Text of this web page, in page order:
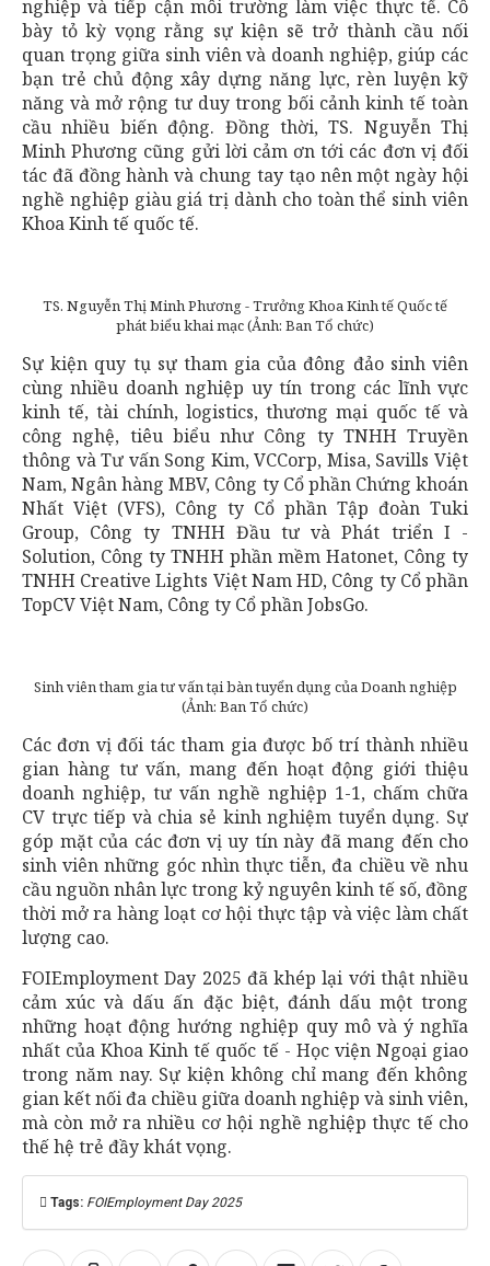
nghiệp và tiếp cận môi trường làm việc thực tế. Cô
bày tỏ kỳ vọng rằng sự kiện sẽ trở thành cầu nối
quan trọng giữa sinh viên và doanh nghiệp, giúp các
bạn trẻ chủ động xây dựng năng lực, rèn luyện kỹ
năng và mở rộng tư duy trong bối cảnh kinh tế toàn
cầu nhiều biến động. Đồng thời, TS. Nguyễn Thị
Minh Phương cũng gửi lời cảm ơn tới các đơn vị đối
tác đã đồng hành và chung tay tạo nên một ngày hội
nghề nghiệp giàu giá trị dành cho toàn thể sinh viên
Khoa Kinh tế quốc tế.
TS. Nguyễn Thị Minh Phương - Trưởng Khoa Kinh tế Quốc tế
phát biểu khai mạc (Ảnh: Ban Tổ chức)
Sự kiện quy tụ sự tham gia của đông đảo sinh viên
cùng nhiều doanh nghiệp uy tín trong các lĩnh vực
kinh tế, tài chính, logistics, thương mại quốc tế và
công nghệ, tiêu biểu như Công ty TNHH Truyền
thông và Tư vấn Song Kim, VCCorp, Misa, Savills Việt
Nam, Ngân hàng MBV, Công ty Cổ phần Chứng khoán
Nhất Việt (VFS), Công ty Cổ phần Tập đoàn Tuki
Group, Công ty TNHH Đầu tư và Phát triển I -
Solution, Công ty TNHH phần mềm Hatonet, Công ty
TNHH Creative Lights Việt Nam HD, Công ty Cổ phần
TopCV Việt Nam, Công ty Cổ phần JobsGo.
Sinh viên tham gia tư vấn tại bàn tuyển dụng của Doanh nghiệp
(Ảnh: Ban Tổ chức)
Các đơn vị đối tác tham gia được bố trí thành nhiều
gian hàng tư vấn, mang đến hoạt động giới thiệu
doanh nghiệp, tư vấn nghề nghiệp 1-1, chấm chữa
CV trực tiếp và chia sẻ kinh nghiệm tuyển dụng. Sự
góp mặt của các đơn vị uy tín này đã mang đến cho
sinh viên những góc nhìn thực tiễn, đa chiều về nhu
cầu nguồn nhân lực trong kỷ nguyên kinh tế số, đồng
thời mở ra hàng loạt cơ hội thực tập và việc làm chất
lượng cao.
FOIEmployment Day 2025 đã khép lại với thật nhiều
cảm xúc và dấu ấn đặc biệt, đánh dấu một trong
những hoạt động hướng nghiệp quy mô và ý nghĩa
nhất của Khoa Kinh tế quốc tế - Học viện Ngoại giao
trong năm nay. Sự kiện không chỉ mang đến không
gian kết nối đa chiều giữa doanh nghiệp và sinh viên,
mà còn mở ra nhiều cơ hội nghề nghiệp thực tế cho
thế hệ trẻ đầy khát vọng.
Tags: FOIEmployment Day 2025